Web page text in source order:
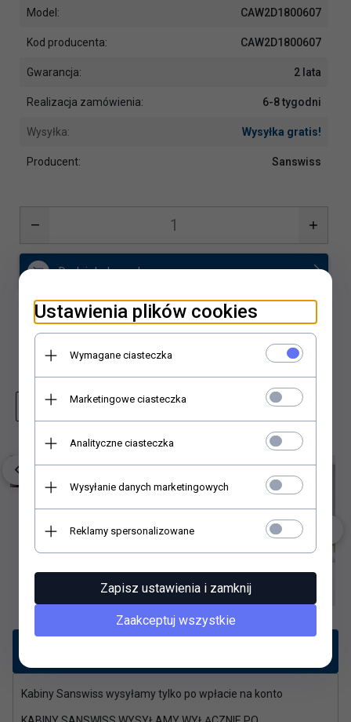
Model: CAW2D1800607
Kod producenta: CAW2D1800607
Gwarancja: 2 lata
Realizacja zamówienia: 6-8 tygodni
Wysyłka: Wysyłka gratis!
Producent: Sanswiss
Dodaj do koszyka
Dodaj do porównania
Dodaj do schowka
Zapytaj o produkt
Kabiny Sanswiss wysyłamy tylko po wpłacie na konto
Ustawienia plików cookies
Wymagane ciasteczka
Marketingowe ciasteczka
Analityczne ciasteczka
Wysyłanie danych marketingowych
Reklamy spersonalizowane
Zapisz ustawienia i zamknij
Zaakceptuj wszystkie